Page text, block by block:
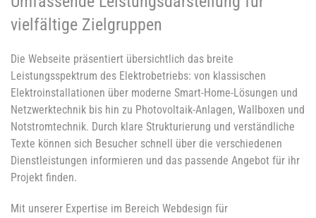
vielfältige Zielgruppen
Die Webseite präsentiert übersichtlich das breite
Leistungsspektrum des Elektrobetriebs: von klassischen
Elektroinstallationen über moderne Smart-Home-Lösungen und
Netzwerktechnik bis hin zu Photovoltaik-Anlagen, Wallboxen und
Notstromtechnik. Durch klare Strukturierung und verständliche
Texte können sich Besucher schnell über die verschiedenen
Dienstleistungen informieren und das passende Angebot für ihr
Projekt finden.
Mit unserer Expertise im Bereich Webdesign für